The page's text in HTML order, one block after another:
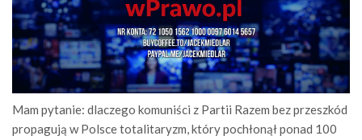
Mam pytanie: dlaczego komuniści z Partii Razem bez przeszkód
propagują w Polsce totalitaryzm, który pochłonął ponad 100